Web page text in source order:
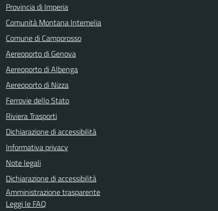
Provincia di Imperia
Comunità Montana Intemelia
Comune di Camporosso
Aereoporto di Genova
Aereoporto di Albenga
Aereoporto di Nizza
Ferrovie dello Stato
Riviera Trasporti
Dichiarazione di accessibilità
Informativa privacy
Note legali
Dichiarazione di accessibilità
Amministrazione trasparente
Leggi le FAQ